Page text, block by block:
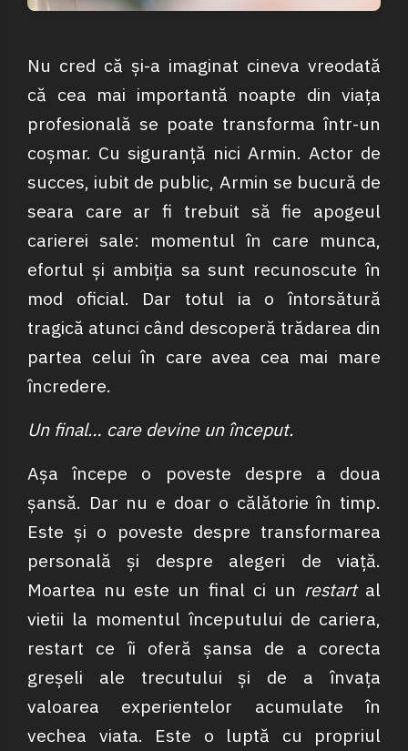
Nu cred că și-a imaginat cineva vreodată
că cea mai importantă noapte din viața
profesională se poate transforma într-un
coșmar. Cu siguranță nici Armin. Actor de
succes, iubit de public, Armin se bucură de
seara care ar fi trebuit să fie apogeul
carierei sale: momentul în care munca,
efortul și ambiția sa sunt recunoscute în
mod oficial. Dar totul ia o întorsătură
tragică atunci când descoperă trădarea din
partea celui în care avea cea mai mare
încredere.
Un final… care devine un început.
Așa începe o poveste despre a doua
șansă. Dar nu e doar o călătorie în timp.
Este și o poveste despre transformarea
personală și despre alegeri de viață.
Moartea nu este un final ci un restartal
vietii la momentul începutului de cariera,
restart ce îi oferă șansa de a corecta
greșeli ale trecutului și de a învața
valoarea experientelor acumulate în
vechea viata. Este o luptă cu propriul